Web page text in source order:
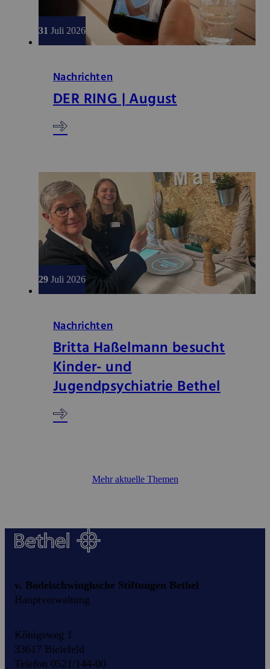
31 Juli 2026
Nachrichten
DER RING | August
29 Juli 2026
Nachrichten
Britta Haßelmann besucht
Kinder- und
Jugendpsychiatrie Bethel
Mehr aktuelle Themen
v. Bodelschwinghsche Stiftungen Bethel
Hauptverwaltung
Königsweg 1
33617 Bielefeld
Telefon 0521/144-00